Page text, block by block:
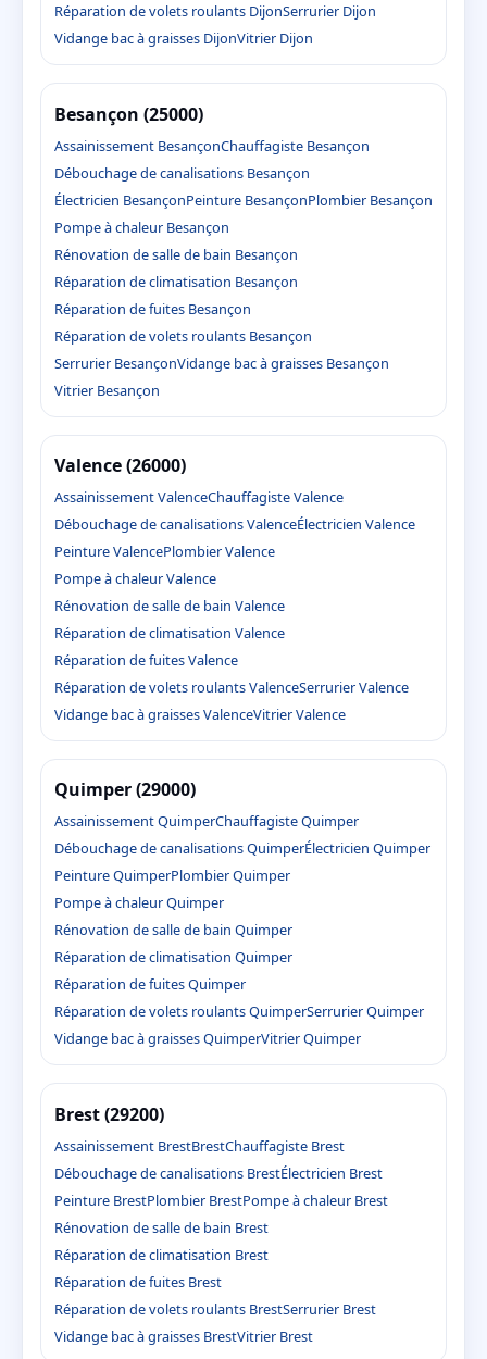
Réparation de volets roulants DijonSerrurier Dijon
Vidange bac à graisses DijonVitrier Dijon
Besançon (25000)
Assainissement BesançonChauffagiste Besançon
Débouchage de canalisations Besançon
Électricien BesançonPeinture BesançonPlombier Besançon
Pompe à chaleur Besançon
Rénovation de salle de bain Besançon
Réparation de climatisation Besançon
Réparation de fuites Besançon
Réparation de volets roulants Besançon
Serrurier BesançonVidange bac à graisses Besançon
Vitrier Besançon
Valence (26000)
Assainissement ValenceChauffagiste Valence
Débouchage de canalisations ValenceÉlectricien Valence
Peinture ValencePlombier Valence
Pompe à chaleur Valence
Rénovation de salle de bain Valence
Réparation de climatisation Valence
Réparation de fuites Valence
Réparation de volets roulants ValenceSerrurier Valence
Vidange bac à graisses ValenceVitrier Valence
Quimper (29000)
Assainissement QuimperChauffagiste Quimper
Débouchage de canalisations QuimperÉlectricien Quimper
Peinture QuimperPlombier Quimper
Pompe à chaleur Quimper
Rénovation de salle de bain Quimper
Réparation de climatisation Quimper
Réparation de fuites Quimper
Réparation de volets roulants QuimperSerrurier Quimper
Vidange bac à graisses QuimperVitrier Quimper
Brest (29200)
Assainissement BrestBrestChauffagiste Brest
Débouchage de canalisations BrestÉlectricien Brest
Peinture BrestPlombier BrestPompe à chaleur Brest
Rénovation de salle de bain Brest
Réparation de climatisation Brest
Réparation de fuites Brest
Réparation de volets roulants BrestSerrurier Brest
Vidange bac à graisses BrestVitrier Brest